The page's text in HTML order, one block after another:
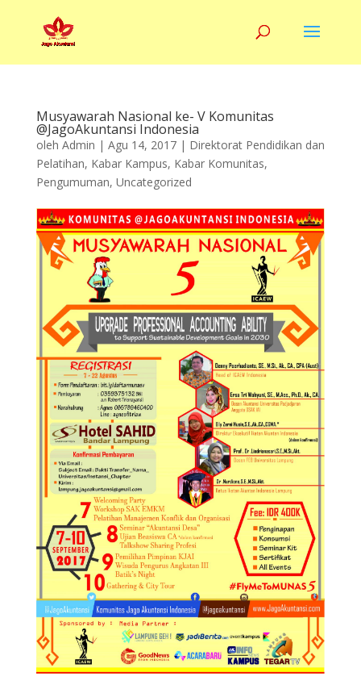
Musyawarah Nasional ke- V Komunitas
@JagoAkuntansi Indonesia
oleh Admin | Agu 14, 2017| Direktorat Pendidikan dan
Pelatihan, Kabar Kampus, Kabar Komunitas,
Pengumuman, Uncategorized